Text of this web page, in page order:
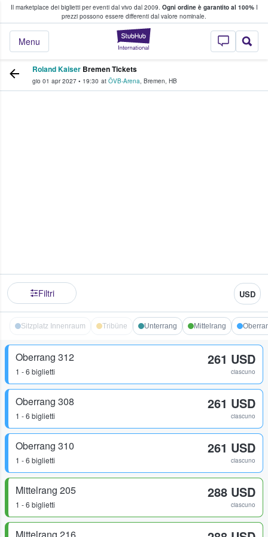
Il marketplace dei biglietti per eventi dal vivo dal 2009. Ogni ordine è garantito al 100%I
prezzi possono essere differenti dal valore nominale.
StubHub - Dove
Menu
fan comprano e vendono biglietti
Roland Kaiser Bremen Tickets
gio 01 apr 2027 • 19:30 at ÖVB-Arena, Bremen, HB
Filtri USD
Sitzplatz Innenraum Tribüne Unterrang Mittelrang
Oberrang 312
1 - 6 biglietti
261 USD
ciascuno
Oberrang 308
1 - 6 biglietti
261 USD
ciascuno
Oberrang 310
1 - 6 biglietti
261 USD
ciascuno
Mittelrang 205
1 - 6 biglietti
288 USD
ciascuno